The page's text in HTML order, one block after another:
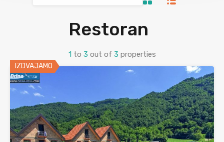
Restoran
1 to 3 out of 3 properties
IZDVAJAMO